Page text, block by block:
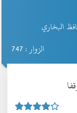
البخاري
الزوار : 747